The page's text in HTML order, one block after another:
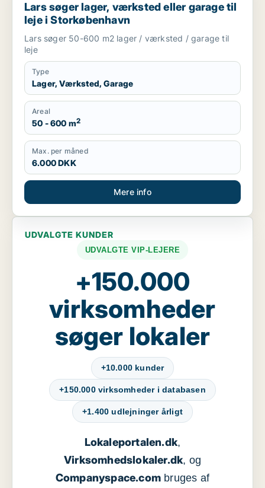
Lars søger lager, værksted eller garage til
leje i Storkøbenhavn
Lars søger 50-600 m2 lager / værksted / garage til
leje
Type
Lager, Værksted, Garage
Areal
50 - 600 m2
Max. per måned
6.000 DKK
Mere info
UDVALGTE KUNDER
UDVALGTE VIP-LEJERE
+150.000
virksomheder
søger lokaler
+10.000 kunder
+150.000 virksomheder i databasen
+1.400 udlejninger årligt
Lokaleportalen.dk,
Virksomhedslokaler.dk, og
Companyspace.com bruges af